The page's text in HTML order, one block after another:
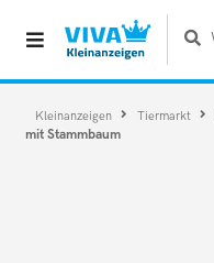
Kleinanzeigen Tiermarkt
mit Stammbaum